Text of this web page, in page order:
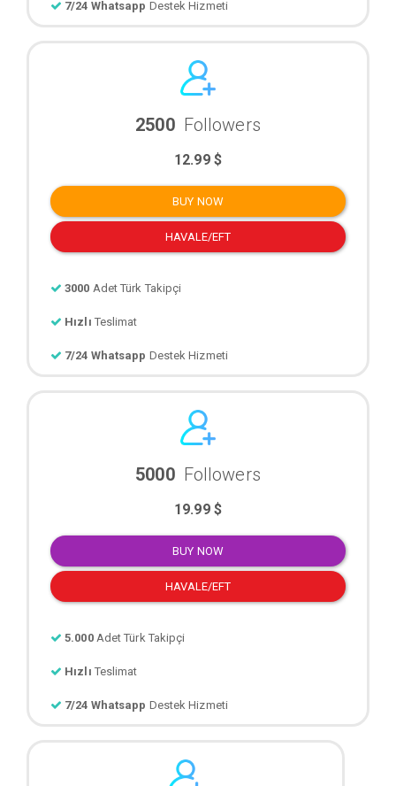
7/24 Whatsapp Destek Hizmeti
2500 Followers
12.99 $
BUY NOW
HAVALE/EFT
3000 Adet Türk Takipçi
Hızlı Teslimat
7/24 Whatsapp Destek Hizmeti
5000 Followers
19.99 $
BUY NOW
HAVALE/EFT
5.000 Adet Türk Takipçi
Hızlı Teslimat
7/24 Whatsapp Destek Hizmeti